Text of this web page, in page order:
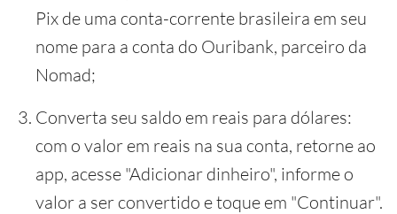
Pix de uma conta-corrente brasileira em seu
nome para a conta do Ouribank, parceiro da
Nomad;
Converta seu saldo em reais para dólares:
com o valor em reais na sua conta, retorne ao
app, acesse "Adicionar dinheiro", informe o
valor a ser convertido e toque em "Continuar".